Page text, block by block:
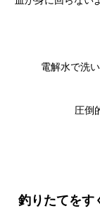
電解水で洗
圧倒
釣りたてをす